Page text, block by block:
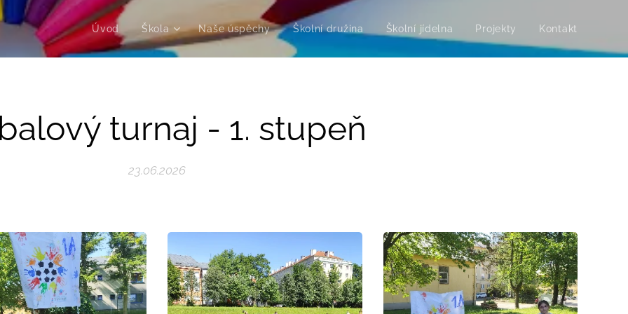
Úvod Škola Naše úspěchy Školní družina Školní jídelna Projekty Kontakt
turnaj - 1. stupeň
23.06.2026